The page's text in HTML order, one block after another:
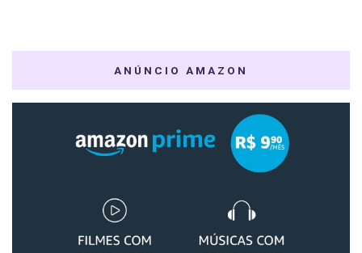
ANÚNCIO AMAZON